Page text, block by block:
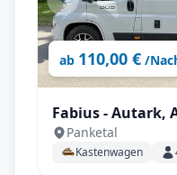
ab 110,00 € /
Fabius - Autark,
Fahrradträger,
uvm.
Panketal
Kastenwagen